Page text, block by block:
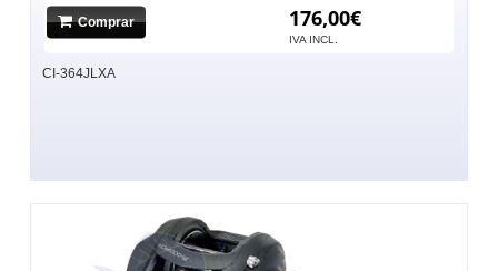
Comprar 176,00€
IVA INCL.
CI-364JLXA